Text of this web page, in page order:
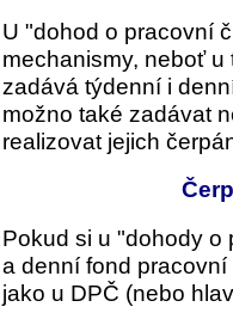
U "dohod o pracovní
mechanismy, neboť
zadává týdenní i
možno také zadávat
realizovat jejich
Pokud si u "dohody o
a denní fond
jako u DPČ (nebo